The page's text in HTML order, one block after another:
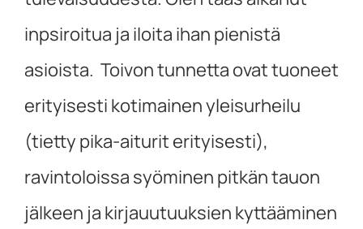
inpsiroitua ja iloita ihan pienistä
asioista. Toivon tunnetta ovat tuoneet
erityisesti kotimainen yleisurheilu
(tietty pika-aiturit erityisesti),
ravintoloissa syöminen pitkän tauon
jälkeen ja kirjauutuuksien kyttääminen